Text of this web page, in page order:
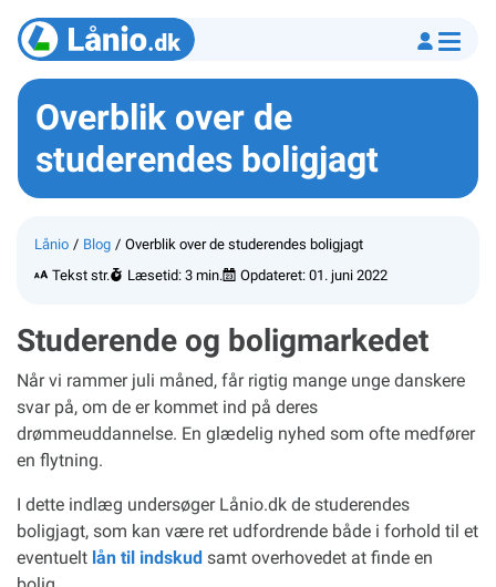
Overblik over de
studerendes boligjagt
Lånio Blog
Overblik over de studerendes boligjagt
Tekst str.
Læsetid: 3 min. Opdateret: 01. juni 2022
Studerende og boligmarkedet
Når vi rammer juli måned, får rigtig mange unge danskere
svar på, om de er kommet ind på deres
drømmeuddannelse. En glædelig nyhed som ofte medfører
en flytning.
I dette indlæg undersøger Lånio.dk de studerendes
boligjagt, som kan være ret udfordrende både i forhold til et
eventuelt lån til indskud samt overhovedet at finde en